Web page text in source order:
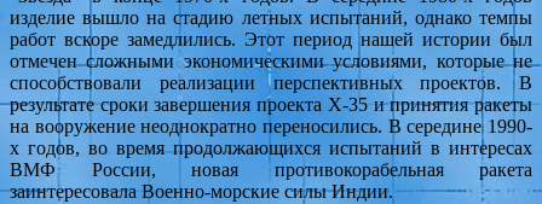
изделие вышло на стадию летных испытаний, однако темпы
работ вскоре замедлились. Этот период нашей истории был
отмечен сложными экономическими условиями, которые не
способствовали реализации перспективных проектов. В
результате сроки завершения проекта Х-35 и принятия ракеты
на вооружение неоднократно переносились. В середине 1990-
х годов, во время продолжающихся испытаний в интересах
ВМФ России, новая противокорабельная ракета
заинтересовала Военно-морские силы Индии.